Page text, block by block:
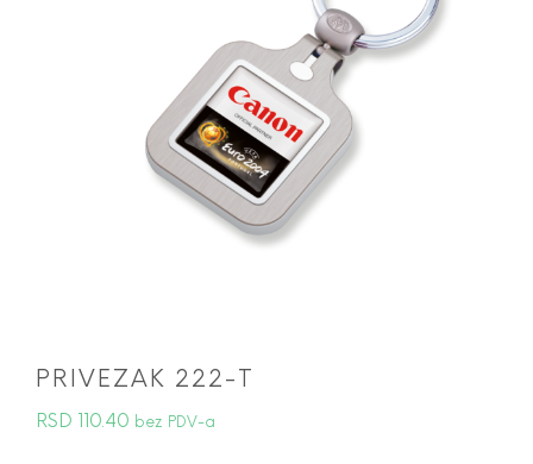
PRIVEZAK 222-T
RSD 110.40 bez PDV-a